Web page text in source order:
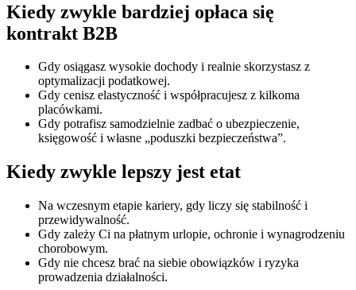
Kiedy zwykle bardziej opłaca się
kontrakt B2B
Gdy osiągasz wysokie dochody i realnie skorzystasz z
optymalizacji podatkowej.
Gdy cenisz elastyczność i współpracujesz z kilkoma
placówkami.
Gdy potrafisz samodzielnie zadbać o ubezpieczenie,
księgowość i własne „poduszki bezpieczeństwa”.
Kiedy zwykle lepszy jest etat
Na wczesnym etapie kariery, gdy liczy się stabilność i
przewidywalność.
Gdy zależy Ci na płatnym urlopie, ochronie i wynagrodzeniu
chorobowym.
Gdy nie chcesz brać na siebie obowiązków i ryzyka
prowadzenia działalności.